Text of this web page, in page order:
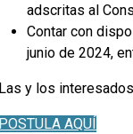
adscritas al
Contar con
junio de 2024,
Las y los
POSTULA AQUÍ